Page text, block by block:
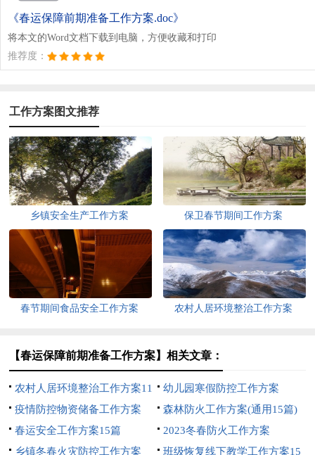
《春运保障前期准备工作方案.doc》
将本文的Word文档下载到电脑，方便收藏和打印
推荐度：
工作方案图文推荐
乡镇安全生产工作方案 保卫春节期间工作方案
春节期间食品安全工作方案 农村人居环境整治工作方案
【春运保障前期准备工作方案】相关文章：
农村人居环境整治工作方案11
篇
幼儿园寒假防控工作方案
疫情防控物资储备工作方案
森林防火工作方案(通用15篇)
春运安全工作方案15篇
2023冬春防火工作方案
乡镇冬春火灾防控工作方案
班级恢复线下教学工作方案15